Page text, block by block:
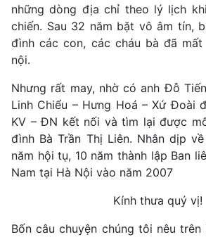
những dòng địa chỉ theo lý lịch
chiến. Sau 32 năm bặt vô âm tín,
đình các con, các cháu bà đã
nội.
Nhưng rất may, nhờ có anh Đỗ
Linh Chiểu – Hưng Hoá – Xứ Đoài
KV – ĐN kết nối và tìm lại được
đình Bà Trần Thị Liên. Nhân dịp
năm hội tụ, 10 năm thành lập Ban
Nam tại Hà Nội vào năm 2007
Kính thưa quý vị!
Bốn câu chuyện chúng tôi nêu